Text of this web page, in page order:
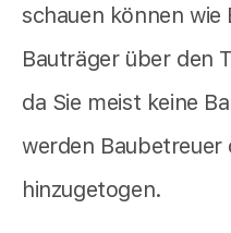
schauen können wie
Bauträger über den
da Sie meist keine
werden
hinzugetogen.